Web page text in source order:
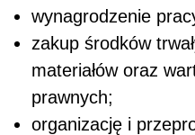
wynagrodzenie
zakup środków
materiałów oraz
prawnych;
organizację i